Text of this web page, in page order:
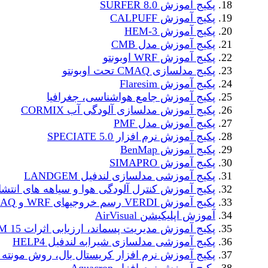
پکیج آموزش SURFER 8.0
پکیج آموزش CALPUFF
پکیج آموزش HEM-3
پکیج آموزش مدل CMB
پکیج آموزش WRF اوبونتو
پکیج مدلسازی CMAQ تحت اوبونتو
پکیج آموزش Flaresim
پکیج آموزش جامع هواشناسی، جغرافیا
پکیج آموزش مدلسازی آلودگی آب CORMIX
پکیج آموزش مدل PMF
پکیج آموزش نرم افزار SPECIATE 5.0
پکیج آموزش BenMap
پکیج آموزش SIMAPRO
پکیج آموزشی مدلسازی لندفیل LANDGEM
پکیج آموزش کنترل آلودگی هوا و سیاهه های
پکیج آموزش VERDI رسم خروجیهای WRF و CMAQ
آموزش اپلیکیشن AirVisual
پکیج آموزش مدیریت پسماند، ارزیابی اثرات WARM 15
پکیج آموزشی مدلسازی شیرابه لندفیل HELP4
پکیج آموزش نرم افزار کریستال بال، روش مونته